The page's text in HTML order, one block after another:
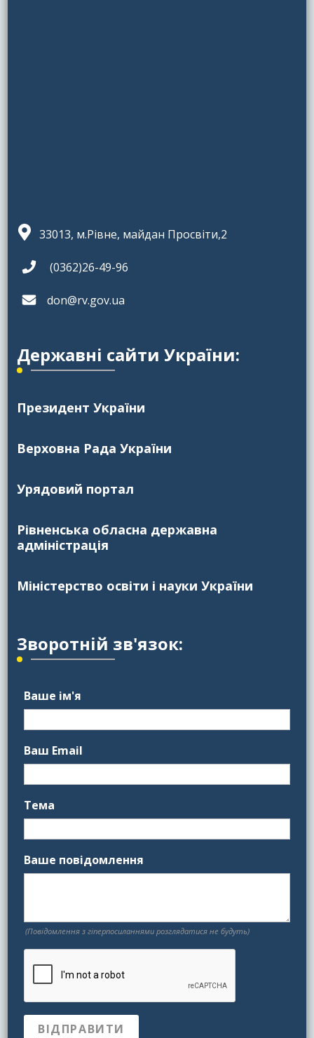
33013, м.Рівне, майдан Просвіти,2
(0362)26-49-96
don@rv.gov.ua
Державні сайти України:
Президент України
Верховна Рада України
Урядовий портал
Рівненська обласна державна
адміністрація
Міністерство освіти і науки України
Зворотній зв'язок:
Ваше ім'я
Ваш Email
Тема
Ваше повідомлення
(Повідомлення з гіперпосиланнями розглядатися не будуть)